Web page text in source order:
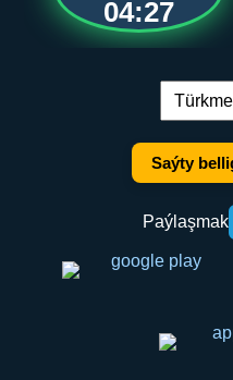
04:27
Dil
Saýty
Paýlaşmak